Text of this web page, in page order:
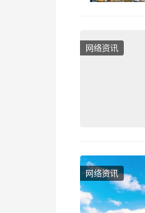
网络资讯
网络资讯